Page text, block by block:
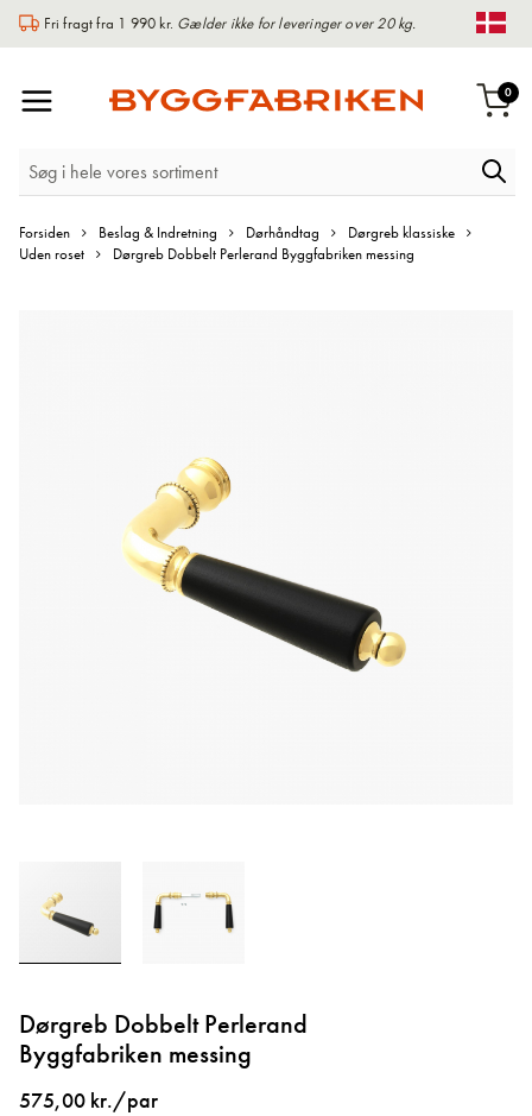
Fri fragt fra 1 990 kr. Gælder ikke for leveringer over 20 kg.
0
Forsiden Beslag & Indretning Dørhåndtag
Dørgreb klassiske
Uden roset
Dørgreb Dobbelt Perlerand Byggfabriken messing
til
starten
af
billedgalleriet
Dørgreb Dobbelt Perlerand
Byggfabriken messing
575,00 kr./par